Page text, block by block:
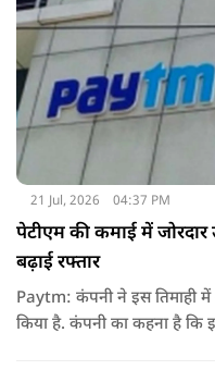
21 Jul, 2026 04:37 PM
पेटीएम की कमाई में
बढ़ाई रफ्तार
Paytm: कंपनी ने इस तिमाही
किया है. कंपनी का कहना है कि